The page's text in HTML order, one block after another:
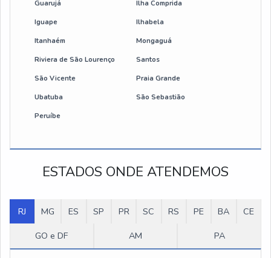
Preço de talha elétrica
Mini talha eletrica
Talha de cabo de aço
Talha elétrica 700 kg
Preço talha elétrica 500 kg
Talha de corrente elétrica
Talha elétrica corrente 1 tonelada
Guarujá Ilha Comprida
Iguape Ilhabela
Itanhaém Mongaguá
Riviera de São Lourenço Santos
São Vicente Praia Grande
Ubatuba São Sebastião
Peruíbe
ESTADOS ONDE ATENDEMOS
RJ MG ES SP PR SC RS PE BA
CE
GO e DF
AM PA